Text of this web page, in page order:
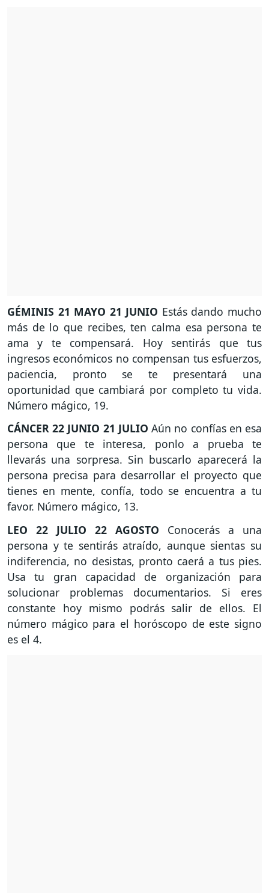
GÉMINIS 21 MAYO 21 JUNIO Estás dando mucho
más de lo que recibes, ten calma esa persona te
ama y te compensará. Hoy sentirás que tus
ingresos económicos no compensan tus esfuerzos,
paciencia, pronto se te presentará una
oportunidad que cambiará por completo tu vida.
Número mágico, 19.
CÁNCER 22 JUNIO 21 JULIO Aún no confías en esa
persona que te interesa, ponlo a prueba te
llevarás una sorpresa. Sin buscarlo aparecerá la
persona precisa para desarrollar el proyecto que
tienes en mente, confía, todo se encuentra a tu
favor. Número mágico, 13.
LEO
22 JULIO 22 AGOSTO Conocerás a una
persona y te sentirás atraído, aunque sientas su
indiferencia, no desistas, pronto caerá a tus pies.
Usa tu gran capacidad de organización para
solucionar problemas documentarios. Si eres
constante hoy mismo podrás salir de ellos. El
número mágico para el horóscopo de este signo
es el 4.